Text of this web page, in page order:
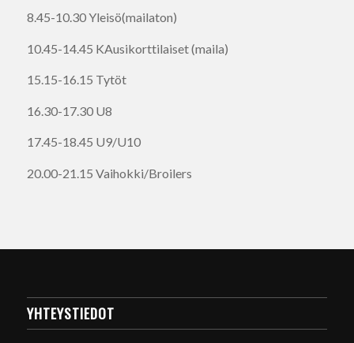
8.45-10.30 Yleisö(mailaton)
10.45-14.45 KAusikorttilaiset (maila)
15.15-16.15 Tytöt
16.30-17.30 U8
17.45-18.45 U9/U10
20.00-21.15 Vaihokki/Broilers
YHTEYSTIEDOT